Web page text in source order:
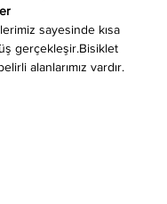
sayesinde kısa
gerçekleşir.Bisiklet
alanlarımız vardır.